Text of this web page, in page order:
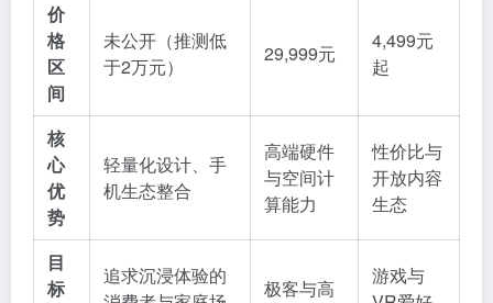
价
格
区
间
未公开（推测低
于2万元）
29,999元
4,499元
起
核
心
优
势
轻量化设计、手
机生态整合
高端硬件
与空间计
算能力
性价比与
开放内容
生态
目
标
追求沉浸体验的
极客与高
游戏与